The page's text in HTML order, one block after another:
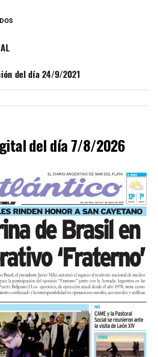
del día 24/9/2021
del día 7/8/2026